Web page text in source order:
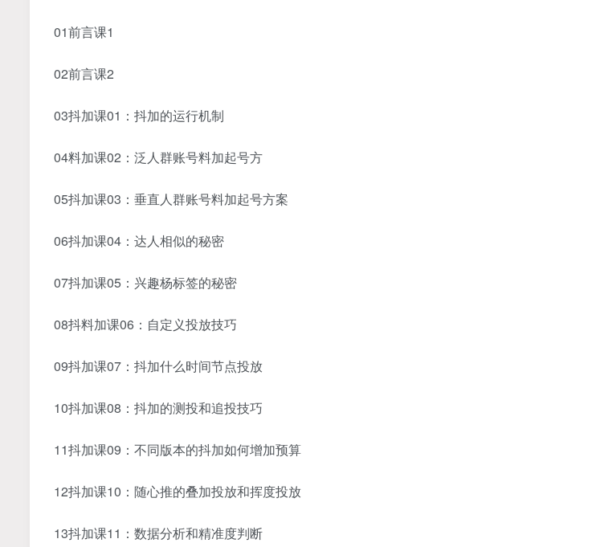
01前言课1
02前言课2
03抖加课01：抖加的运行机制
04料加课02：泛人群账号料加起号方
05抖加课03：垂直人群账号料加起号方案
06抖加课04：达人相似的秘密
07抖加课05：兴趣杨标签的秘密
08抖料加课06：自定义投放技巧
09抖加课07：抖加什么时间节点投放
10抖加课08：抖加的测投和追投技巧
11抖加课09：不同版本的抖加如何增加预算
12抖加课10：随心推的叠加投放和挥度投放
13抖加课11：数据分析和精准度判断